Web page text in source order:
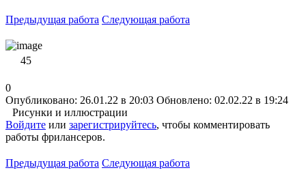
Предыдущая работа Следующая работа
45
0
Опубликовано: 26.01.22 в 20:03 Обновлено: 02.02.22 в 19:24
Рисунки и иллюстрации
Войдите или зарегистрируйтесь, чтобы комментировать
работы фрилансеров.
Предыдущая работа Следующая работа